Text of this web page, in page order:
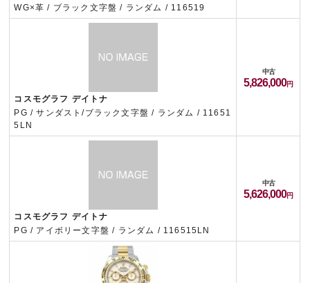
WG×革 / ブラック文字盤 / ランダム / 116519
コスモグラフ デイトナ
PG / サンダスト/ブラック文字盤 / ランダム / 11651
5LN
中古
5,826,000
コスモグラフ デイトナ
PG / アイボリー文字盤 / ランダム / 116515LN
中古
5,626,000